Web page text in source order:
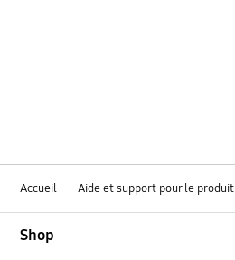
Accueil Aide et support pour le produit
Shop